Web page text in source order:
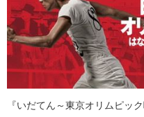
『いだてん～東京オリムピッ